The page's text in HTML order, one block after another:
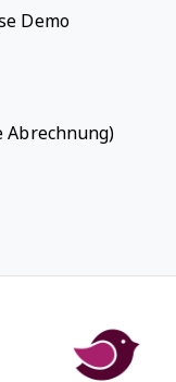
Demo
Abrechnung)